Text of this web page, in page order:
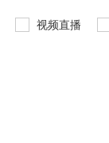
视频直播